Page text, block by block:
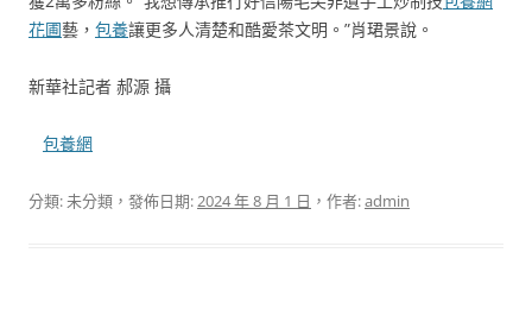
花圃藝， 包養讓更多人清楚和酷愛茶文明。”肖珺景說。
新華社記者 郝源 攝
包養網
分類: 未分類，發佈日期:2024 年 8 月 1 日 ，作者:admin